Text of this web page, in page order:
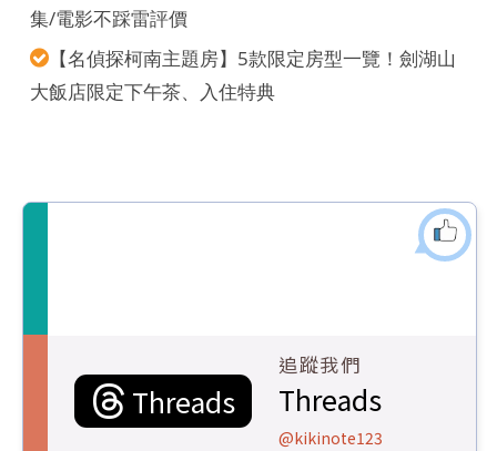
集/電影不踩雷評價
【名偵探柯南主題房】5款限定房型一覽！劍湖山
大飯店限定下午茶、入住特典
Threads
追蹤我們
Threads
@kikinote123